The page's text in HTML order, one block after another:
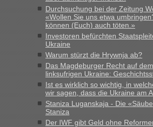
„Bin am Montag 15.6.26 um 8 Uhr in
das erste Mal an einem Montagmorgen
vor mir, bin sonst der Erste oder Zweite,
Minuten wurde dann die nächste
Berichte und Reisetipps • Re: An
Grenzübergang zwischen Polen und der
schnellsten?
„Derzeit, ist es überall sehr voll an den
Polen. Zb. Krakovets 100 PKW ca. 10 h
Montag rüber, versuchen es sehr früh.“
Durchsuchung bei der Zeitung
«Wollen Sie uns etwa
können (Euch) auch töten.»
Investoren befürchten
Ukraine
Warum stürzt die Hrywnja ab?
Das Magdeburger Recht auf
linksufrigen Ukraine:
Ist es wirklich so wichtig, in
wir sagen, dass die Ukraine am
Staniza Luganskaja - Die
Staniza
Der IWF gibt Geld ohne